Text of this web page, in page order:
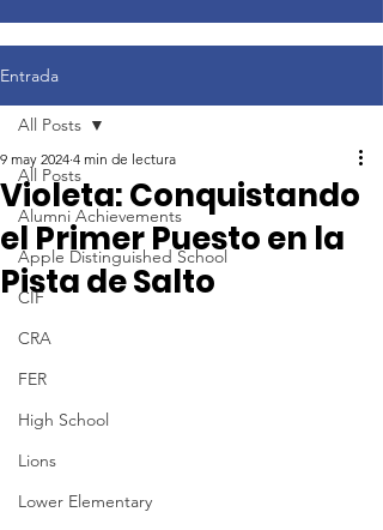
Entrada
All Posts
Alumni Achievements
Apple Distinguished School
CIF
CRA
FER
High School
Lions
Lower Elementary
All Posts
Violeta: Conquistando
el Primer Puesto en la
Pista de Salto
9 may 2024 4 min de lectura